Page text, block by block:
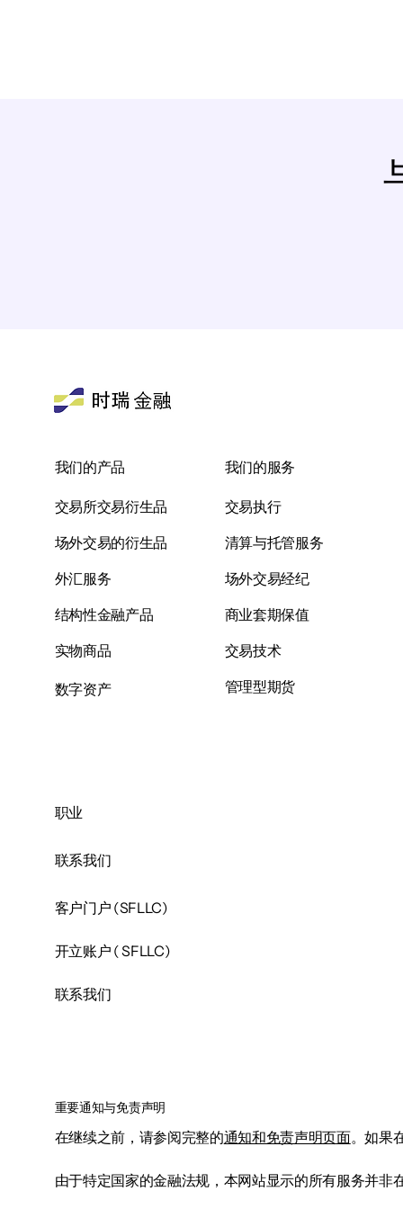
我们的产品
交易所交易衍生品
场外交易的衍生品
外汇服务
结构性金融产品
实物商品
数字资产
我们的服务
交易执行
清算与托管服务
场外交易经纪
商业套期保值
交易技术
管理型期货
职业
联系我们
客户门户 (SFLLC)
​开立账户 ( SFLLC)
联系我们
重要通知与免责声明
在继续之前，请参阅完整的通知和免责声明页面。如果
由于特定国家的金融法规，本网站显示的所有服务并非